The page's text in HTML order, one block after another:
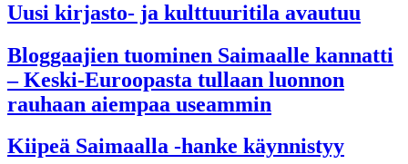
Uusi kirjasto- ja kulttuuritila avautuu
Bloggaajien tuominen Saimaalle kannatti
– Keski-Euroopasta tullaan luonnon
rauhaan aiempaa useammin
Kiipeä Saimaalla -hanke käynnistyy